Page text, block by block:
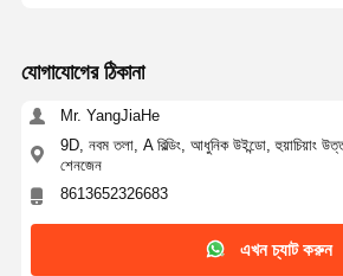
যোগাযোগের ঠিকানা
Mr. YangJiaHe
9D, নবম তলা, A বিল্ডিং, আধুনিক উইন্ডো, হুয়াচিয়াং
শেনজেন
8613652326683
এখন চ্যাট করুন